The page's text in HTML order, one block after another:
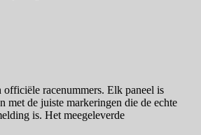
racenummers. Elk paneel is
met de juiste markeringen die de echte
is. Het meegeleverde